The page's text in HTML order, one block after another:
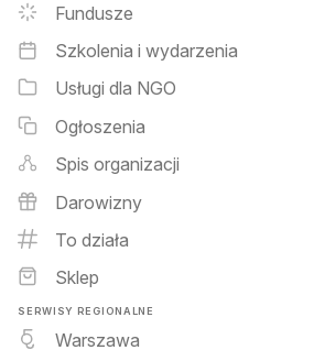
Fundusze
Szkolenia i wydarzenia
Usługi dla NGO
Ogłoszenia
Spis organizacji
Darowizny
To działa
Sklep
SERWISY REGIONALNE
Warszawa